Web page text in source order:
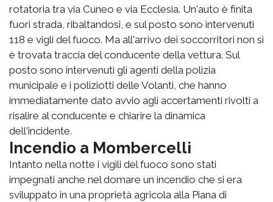
rotatoria tra via Cuneo e via Ecclesia. Un'auto è finita
fuori strada, ribaltandosi, e sul posto sono intervenuti
118 e vigli del fuoco. Ma all'arrivo dei soccorritori non si
è trovata traccia del conducente della vettura. Sul
posto sono intervenuti gli agenti della polizia
municipale e i poliziotti delle Volanti, che hanno
immediatamente dato avvio agli accertamenti rivolti a
risalire al conducente e chiarire la dinamica
dell'incidente.
Incendio a Mombercelli
Intanto nella notte i vigili del fuoco sono stati
impegnati anche nel domare un incendio che si era
sviluppato in una proprietà agricola alla Piana di